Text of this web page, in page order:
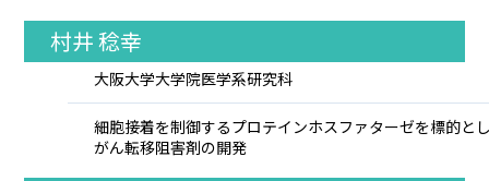
村井 稔幸
大阪大学大学院医学系研究科
細胞接着を制御するプロテインホスファターゼを標的と
がん転移阻害剤の開発